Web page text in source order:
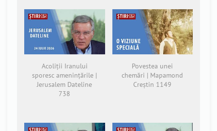
Acoliții Iranului
sporesc amenințările |
Jerusalem Dateline
738
Povestea unei
chemări | Mapamond
Creștin 1149